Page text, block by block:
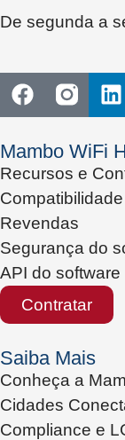
De segunda a
Mambo WiFi
Recursos e
Compatibilidade
Revendas
Segurança do
API do software
Contratar
Saiba Mais
Conheça a
Cidades
Compliance e